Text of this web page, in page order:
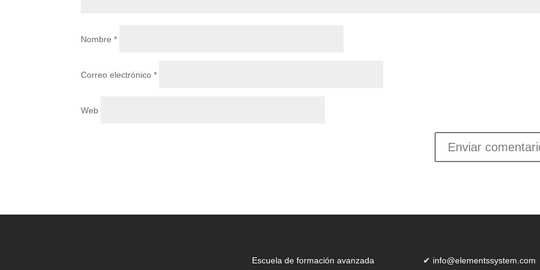
Nombre*
Correo electrónico*
Web
Escuela de formación avanzada
✔ info@elementssystem.com